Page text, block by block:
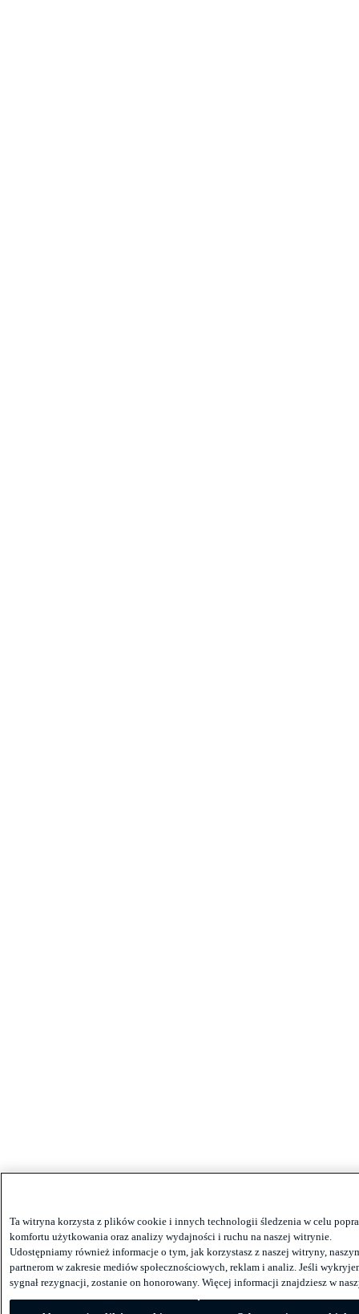
Ta witryna korzysta z plików cookie i innych technologii śledzenia w celu
komfortu użytkowania oraz analizy wydajności i ruchu na naszej witrynie.
Udostępniamy również informacje o tym, jak korzystasz z naszej witryny,
partnerom w zakresie mediów społecznościowych, reklam i analiz. Jeśli
sygnał rezygnacji, zostanie on honorowany. Więcej informacji znajdziesz w